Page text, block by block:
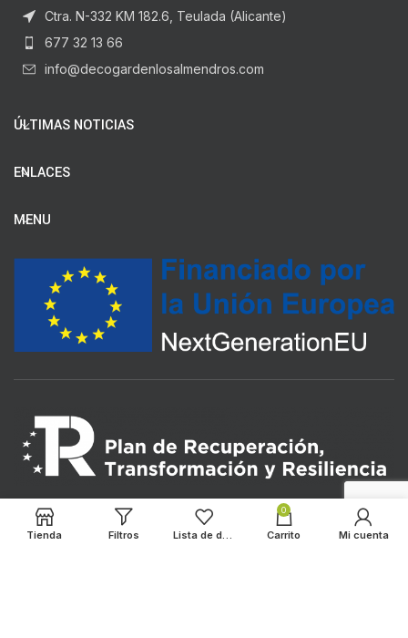
Ctra. N-332 KM 182.6, Teulada (Alicante)
677 32 13 66
info@decogardenlosalmendros.com
ÚLTIMAS NOTICIAS
ENLACES
MENU
Tienda Filtros Lista de deseos
0
Carrito Mi cuenta